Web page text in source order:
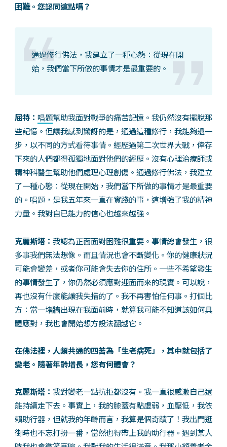
困難。您認同這點嗎？
通過修行佛法，我建立了一種心態：從現在開
始，我們當下所做的事情才是最重要的。
屈特： 唱題幫助我面對戰爭的痛苦記憶。我仍然沒有擺脫那
些記憶。但讓我感到驚訝的是，通過這種修行，我能夠退一
步，以不同的方式看待事情。經歷過第二次世界大戰，倖存
下來的人們都得孤獨地面對他們的經歷。沒有心理治療師或
精神科醫生幫助他們處理心理創傷。通過修行佛法，我建立
了一種心態：從現在開始，我們當下所做的事情才是最重要
的。唱題，是我五年來一直在實踐的事，這增強了我的精神
力量。我對自已能力的信心也越來越強。
克麗斯塔： 我認為正面面對困難很重要。事情總會發生，很
多事我們無法想像。而且情況也會不斷變化。你的健康狀況
可能會變差，或者你可能會失去你的住所。一些不希望發生
的事情發生了，你仍然必須應對迎面而來的現實。可以說，
再也沒有什麼能讓我失措的了。我不再害怕任何事。打個比
方：當一堵牆出現在我面前時，就算我可能不知道該如何具
體應對，我也會開始想方設法翻越它。
在佛法裡，人類共通的四苦為「生老病死」，其中就包括了
變老。隨著年齡增長，您有何體會？
克麗斯塔： 我對變老一點抗拒都沒有。我一直很感激自己還
能持續走下去。事實上，我的膝蓋有點虛弱，血壓低，我依
賴助行器，但就我的年齡而言，我算是個奇蹟了！我出門逛
街時也不忘打扮一番，當然也得帶上我的助行器。遇到某人